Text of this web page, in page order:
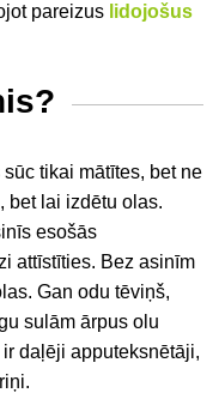
pareizus lidojošus
tikai mātītes, bet ne
bet lai izdētu olas.
esošās
attīstīties. Bez asinīm
Gan odu tēviņš,
sulām ārpus olu
daļēji apputeksnētāji,